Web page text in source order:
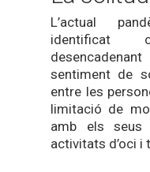
L’actual
identificat
sentiment de
entre les
limitació de
amb els
activitats d’oci i